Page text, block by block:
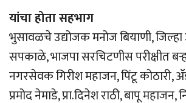
यांचा होता सहभाग
भुसावळचे उद्योजक मनोज बियाणी, जिल्हा
सपकाळे, भाजपा सरचिटणीस परीक्षीत
नगरसेवक गिरीश महाजन, पिंटू कोठारी,
प्रमोद नेमाडे, प्रा.दिनेश राठी, बापू महाजन,